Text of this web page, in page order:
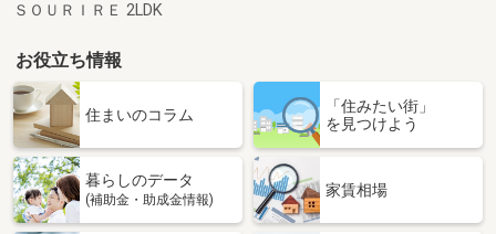
ＳＯＵＲＩＲＥ 2LDK
お役立ち情報
住まいのコラム
「住みたい街」
を見つけよう
暮らしのデータ
(補助金・助成金情報)
家賃相場